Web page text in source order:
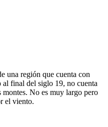
una región que cuenta con
final del siglo 19, no cuenta
No es muy largo pero
el viento.